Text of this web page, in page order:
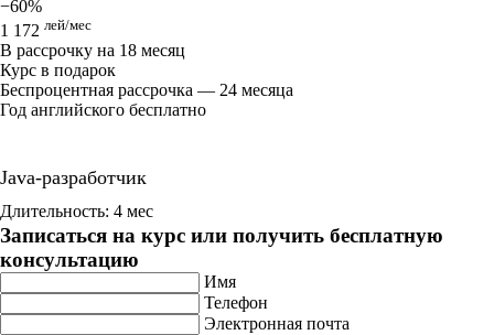
−60%
1 172 лей/мес
В рассрочку на 18 месяц
Курс в подарок
Беспроцентная рассрочка — 24 месяца
Год английского бесплатно
Java-разработчик
Длительность: 4 мес
Записаться на курс или получить бесплатную
консультацию
Имя
Телефон
Электронная почта